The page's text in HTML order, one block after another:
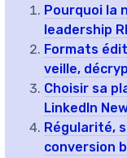
Pourquoi la
leadership
Formats
veille,
Choisir sa
LinkedIn
Régularité,
conversion